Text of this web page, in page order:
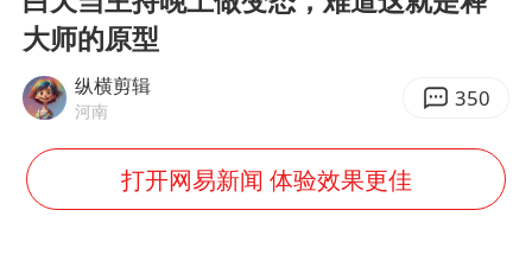
韩军前线部队连曝丑闻
云南一男子胃中取出180颗铁钉
大师的原型
纵横剪辑
河南 350
打开网易新闻 体验效果更佳